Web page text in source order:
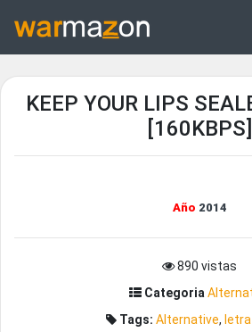
KEEP YOUR LIPS
[160KBPS]
Año 2014
890 vistas
Categoria
Tags: Alternative,